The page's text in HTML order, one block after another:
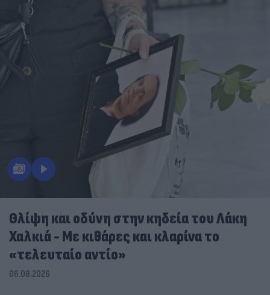
Θλίψη και οδύνη στην κηδεία του Λάκη
Χαλκιά - Με κιθάρες και κλαρίνα το
«τελευταίο αντίο»
06.08.2026